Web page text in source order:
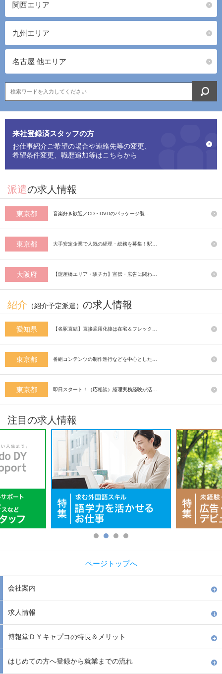
関西エリア
九州エリア
名古屋 他エリア
来社登録済スタッフの方
お仕事紹介ご希望の場合や連絡先等の変更、
希望条件変更、職歴追加等はこちらから
派遣の求人情報
東京都 音楽好き歓迎／CD・DVDのパッケージ製…
東京都 大手安定企業で人気の経理・総務を募集！駅…
大阪府 【淀屋橋エリア・駅チカ】宣伝・広告に関わ…
紹介 （紹介予定派遣） の求人情報
愛知県 【名駅直結】直接雇用化後は在宅＆フレック…
東京都 番組コンテンツの制作進行などを中心とした…
東京都 即日スタート！（応相談）経理実務経験が活…
注目の求人情報
ページトップへ
会社案内
求人情報
博報堂ＤＹキャプコの特長＆メリット
はじめての方へ登録から就業までの流れ